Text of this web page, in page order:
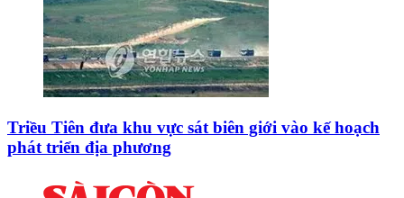
Triều Tiên đưa khu vực sát biên giới vào kế hoạch
phát triển địa phương